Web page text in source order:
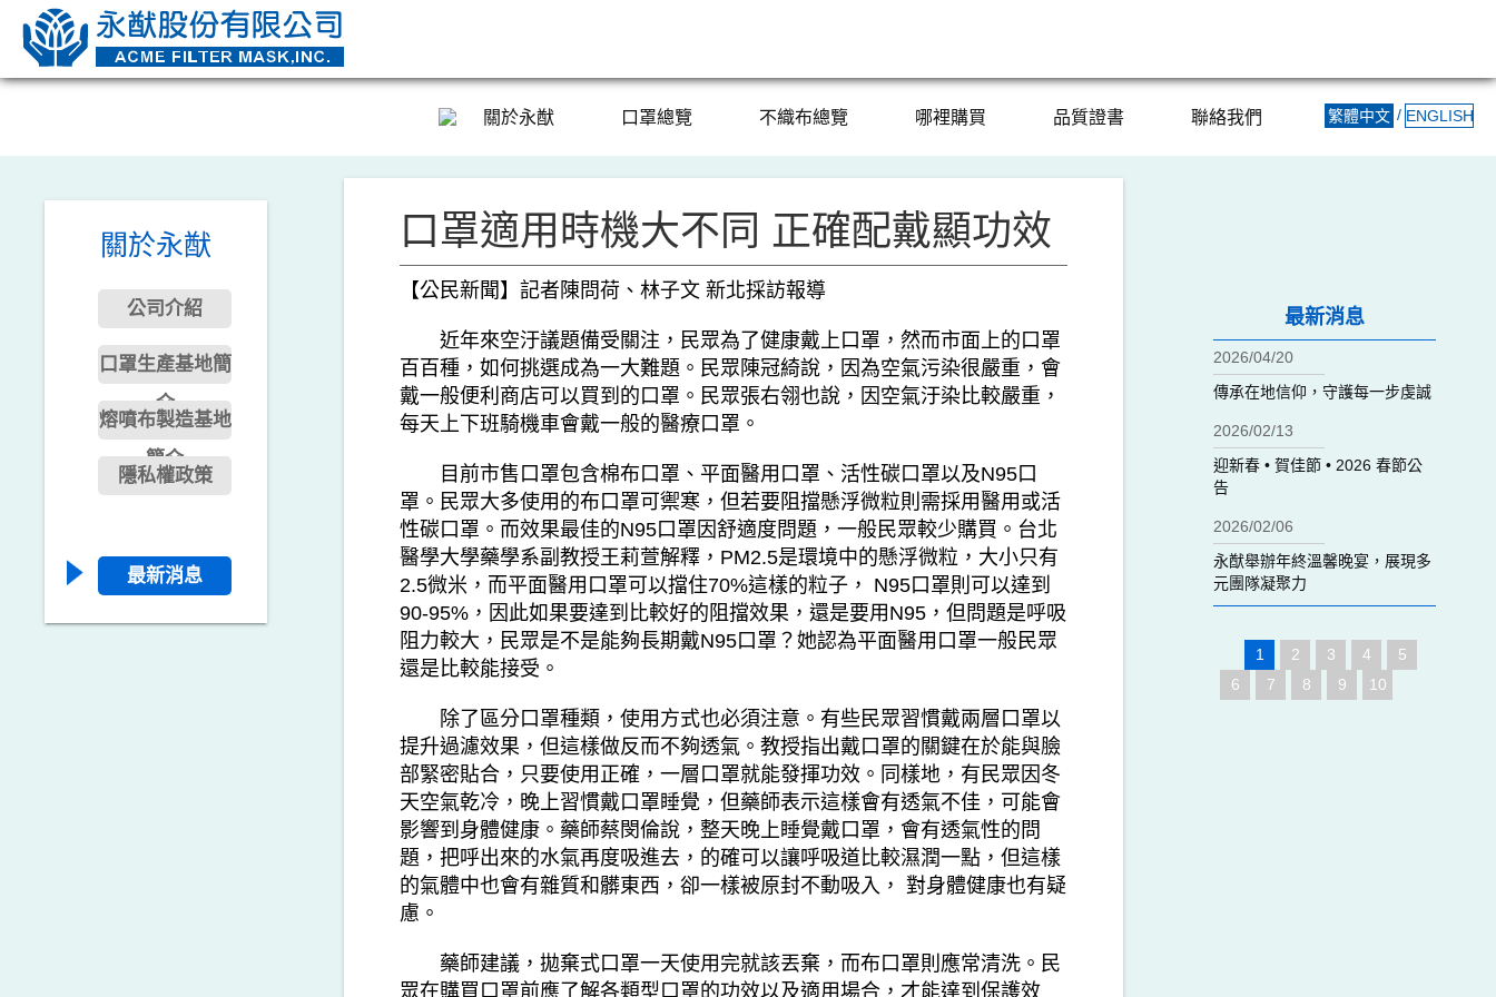
關於永猷 口罩總覽 不織布總覽 哪裡購買 品質證書 聯絡我們 ENGLISH
/
繁體中文
關於永猷
公司介紹
口罩生產基地簡
介
熔噴布製造基地
簡介
隱私權政策
最新消息
口罩適用時機大不同 正確配戴顯功效
【公民新聞 】 記者陳問荷、林子文 新北採訪報導
近年來空汙議題備受關注，民眾為了健康戴上口罩，然而市面上的口罩
百百種，如何挑選成為一大難題。民眾陳冠綺說，因為空氣污染很嚴重，會
戴一般便利商店可以買到的口罩。民眾張右翎也說，因空氣汙染比較嚴重，
每天上下班騎機車會戴一般的醫療口罩。
目前市售口罩包含棉布口罩、平面醫用口罩、活性碳口罩以及N95口
罩。民眾大多使用的布口罩可禦寒，但若要阻擋懸浮微粒則需採用醫用或活
性碳口罩。而效果最佳的N95口罩因舒適度問題，一般民眾較少購買。台北
醫學大學藥學系副教授王莉萱解釋，PM2.5是環境中的懸浮微粒，大小只有
2.5微米，而平面醫用口罩可以擋住70%這樣的粒子， N95口罩則可以達到
90-95%，因此如果要達到比較好的阻擋效果，還是要用N95，但問題是呼吸
阻力較大，民眾是不是能夠長期戴N95口罩？她認為平面醫用口罩一般民眾
還是比較能接受。
除了區分口罩種類，使用方式也必須注意。有些民眾習慣戴兩層口罩以
提升過濾效果，但這樣做反而不夠透氣。教授指出戴口罩的關鍵在於能與臉
部緊密貼合，只要使用正確，一層口罩就能發揮功效。同樣地，有民眾因冬
天空氣乾冷，晚上習慣戴口罩睡覺，但藥師表示這樣會有透氣不佳，可能會
影響到身體健康。藥師蔡閔倫說，整天晚上睡覺戴口罩，會有透氣性的問
題，把呼出來的水氣再度吸進去，的確可以讓呼吸道比較濕潤一點，但這樣
的氣體中也會有雜質和髒東西，卻一樣被原封不動吸入， 對身體健康也有疑
慮。
藥師建議，拋棄式口罩一天使用完就該丟棄，而布口罩則應常清洗。民
眾在購買口罩前應了解各類型口罩的功效以及適用場合，才能達到保護效
最新消息
2026/04/20
傳承在地信仰，守護每一步虔誠
2026/02/13
迎新春 • 賀佳節 • 2026 春節公
告
2026/02/06
永猷舉辦年終溫馨晚宴，展現多
元團隊凝聚力
1 2 3 4
5
6
7 8 9 10